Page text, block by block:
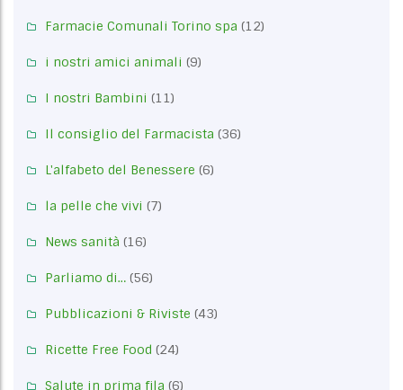
Farmacie Comunali Torino spa (12)
i nostri amici animali (9)
I nostri Bambini (11)
Il consiglio del Farmacista (36)
L'alfabeto del Benessere (6)
la pelle che vivi (7)
News sanità (16)
Parliamo di… (56)
Pubblicazioni & Riviste (43)
Ricette Free Food (24)
Salute in prima fila (6)